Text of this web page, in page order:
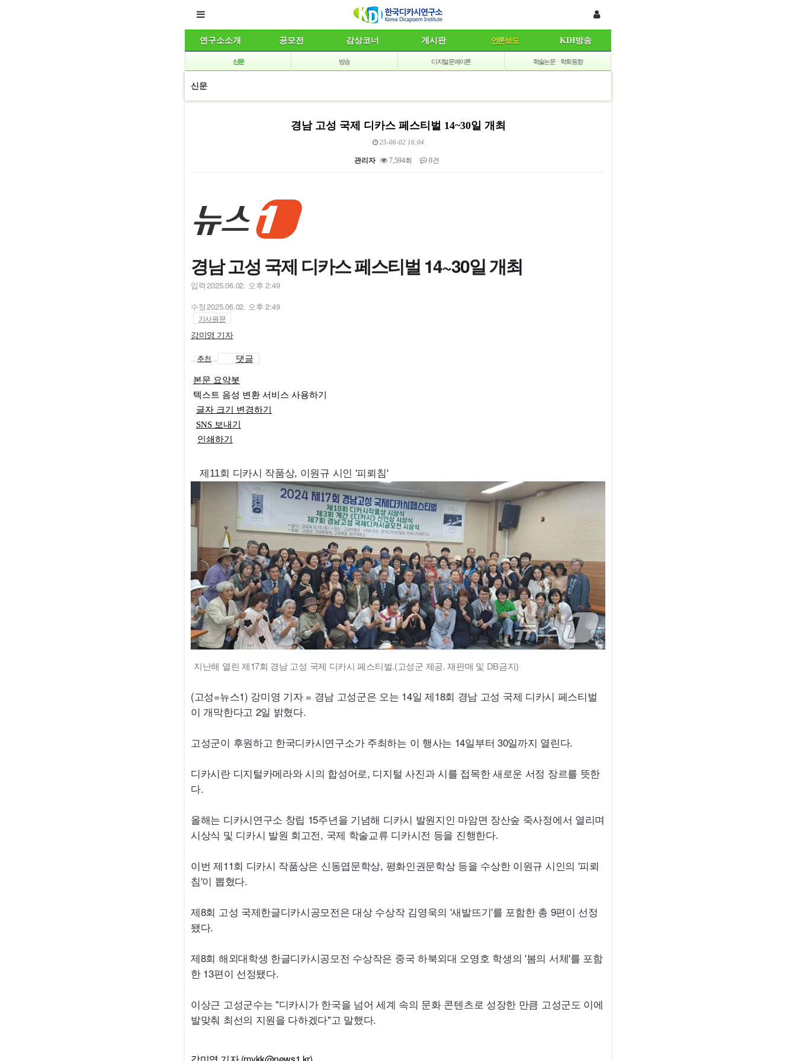
연구소소개 공모전 감상코너 게시판 언론보도 KDI방송
신문 방송 디지털 문예이론 학술논문ㆍ학회동향
신문
경남 고성 국제 디카스 페스티벌 14~30일 개최
25-06-02 16:04
관리자 7,594회 0건
경남 고성 국제 디카스 페스티벌 14~30일 개최
입력2025.06.02. 오후 2:49
수정2025.06.02. 오후 2:49
기사원문
강미영 기자
추천 댓글
본문 요약봇
텍스트 음성 변환 서비스 사용하기
글자 크기 변경하기
SNS 보내기
인쇄하기
제11회 디카시 작품상, 이원규 시인 '피뢰침'
지난해 열린 제17회 경남 고성 국제 디카시 페스티벌.(고성군 제공. 재판매 및 DB금지)
(고성=뉴스1) 강미영 기자 = 경남 고성군은 오는 14일 제18회 경남 고성 국제 디카시 페스티벌
이 개막한다고 2일 밝혔다.
고성군이 후원하고 한국디카시연구소가 주최하는 이 행사는 14일부터 30일까지 열린다.
디카시란 디지털카메라와 시의 합성어로, 디지털 사진과 시를 접목한 새로운 서정 장르를 뜻한
다.
올해는 디카시연구소 창립 15주년을 기념해 디카시 발원지인 마암면 장산숲 죽사정에서 열리며
시상식 및 디카시 발원 회고전, 국제 학술교류 디카시전 등을 진행한다.
이번 제11회 디카시 작품상은 신동엽문학상, 평화인권문학상 등을 수상한 이원규 시인의 '피뢰
침'이 뽑혔다.
제8회 고성 국제한글디카시공모전은 대상 수상작 김영욱의 '새발뜨기'를 포함한 총 9편이 선정
됐다.
제8회 해외대학생 한글디카시공모전 수상작은 중국 하북외대 오영호 학생의 '봄의 서체'를 포함
한 13편이 선정됐다.
이상근 고성군수는 "디카시가 한국을 넘어 세계 속의 문화 콘텐츠로 성장한 만큼 고성군도 이에
발맞춰 최선의 지원을 다하겠다"고 말했다.